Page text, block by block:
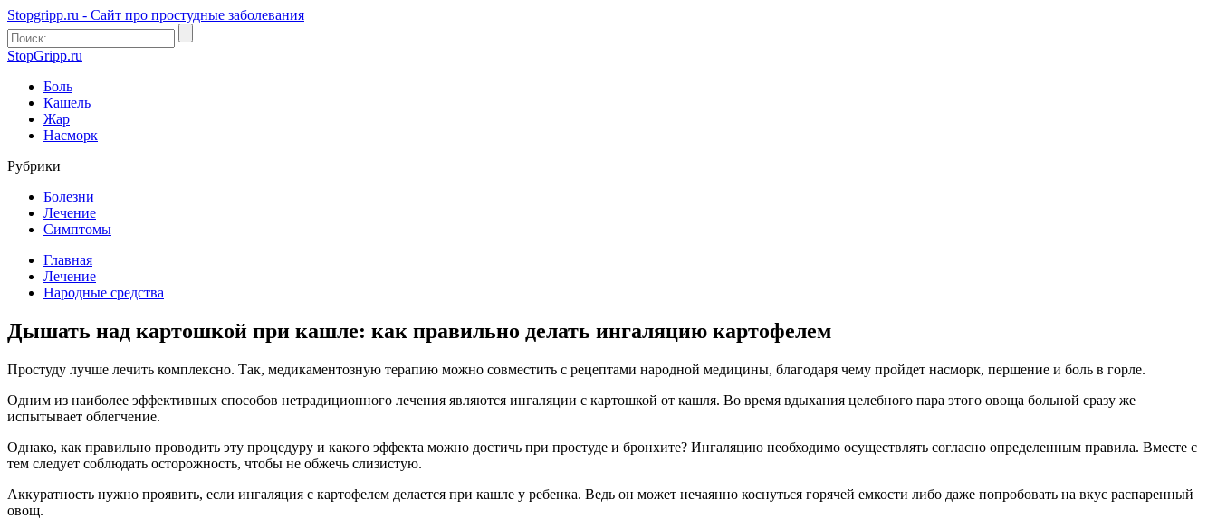
Stopgripp.ru - Cайт про простудные заболевания
StopGripp.ru
Боль
Кашель
Жар
Насморк
Рубрики
Болезни
Лечение
Симптомы
Главная
Лечение
Народные средства
Дышать над картошкой при кашле: как правильно делать ингаляцию картофелем
Простуду лучше лечить комплексно. Так, медикаментозную терапию можно совместить с рецептами народной медицины, благодаря чему пройдет насморк, першение и боль в горле.
Одним из наиболее эффективных способов нетрадиционного лечения являются ингаляции с картошкой от кашля. Во время вдыхания целебного пара этого овоща больной сразу же
испытывает облегчение.
Однако, как правильно проводить эту процедуру и какого эффекта можно достичь при простуде и бронхите? Ингаляцию необходимо осуществлять согласно определенным правила. Вместе с
тем следует соблюдать осторожность, чтобы не обжечь слизистую.
Аккуратность нужно проявить, если ингаляция с картофелем делается при кашле у ребенка. Ведь он может нечаянно коснуться горячей емкости либо даже попробовать на вкус распаренный
овощ.